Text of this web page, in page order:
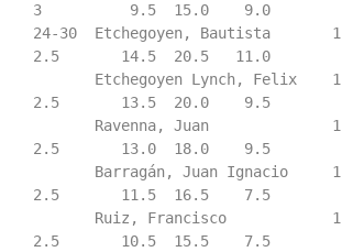
3          9.5  15.0    9.0
24-30  Etchegoyen, Bautista       1
2.5       14.5  20.5   11.0
2.5       13.5  20.0    9.5
2.5       13.0  18.0    9.5
2.5       11.5  16.5    7.5
2.5       10.5  15.5    7.5